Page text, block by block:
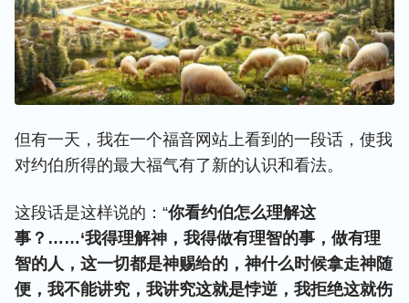
但有一天，我在一个福音网站上看到的一段话，使我
对约伯所得的最大福气有了新的认识和看法。
这段话是这样说的：“你看约伯怎么理解这
事？……‘我得理解神，我得做有理智的事，做有理
智的人，这一切都是神赐给的，神什么时候拿走神随
便，我不能讲究，我讲究这就是悖逆，我拒绝这就伤